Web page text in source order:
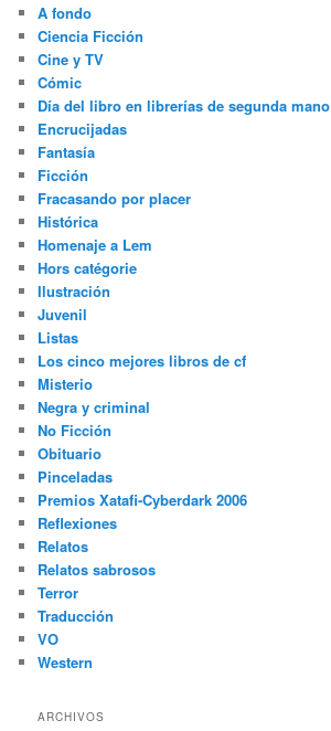
A fondo
Ciencia Ficción
Cine y TV
Cómic
Día del libro en librerías de segunda mano
Encrucijadas
Fantasía
Ficción
Fracasando por placer
Histórica
Homenaje a Lem
Hors catégorie
Ilustración
Juvenil
Listas
Los cinco mejores libros de cf
Misterio
Negra y criminal
No Ficción
Obituario
Pinceladas
Premios Xatafi-Cyberdark 2006
Reflexiones
Relatos
Relatos sabrosos
Terror
Traducción
VO
Western
ARCHIVOS